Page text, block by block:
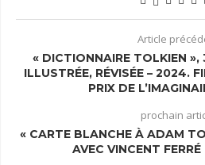
Article
« DICTIONNAIRE TOLKIEN »,
ILLUSTRÉE, RÉVISÉE – 2024.
PRIX DE
prochain
« CARTE BLANCHE À ADAM
AVEC VINCENT